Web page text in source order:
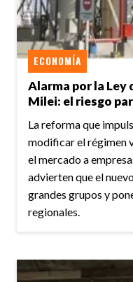
Alarma por la Ley
Milei: el riesgo
ECONOMÍA
La reforma que
modificar el régimen
el mercado a
advierten que el
grandes grupos y
regionales.